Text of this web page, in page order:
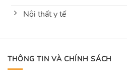
Nội thất y tế
THÔNG TIN VÀ CHÍNH SÁCH